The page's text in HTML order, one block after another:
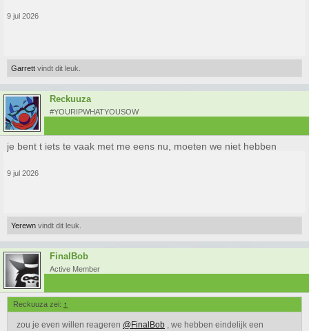
9 jul 2026
Garrett vindt dit leuk.
Reckuuza
#YOURIPWHATYOUSOW
je bent t iets te vaak met me eens nu, moeten we niet hebben
9 jul 2026
Yerewn vindt dit leuk.
FinalBob
Active Member
Reckuuza zei: ↑
zou je even willen reageren @FinalBob , we hebben eindelijk een